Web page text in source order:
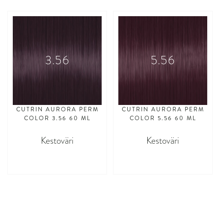
3.56
CUTRIN AURORA PERM
COLOR 3.56 60 ML
Kestoväri
5.56
CUTRIN AURORA PERM
COLOR 5.56 60 ML
Kestoväri